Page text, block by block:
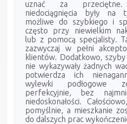
uznać za przeciętne.
niedociągnięcia były na
możliwe do szybkiego i
często przy niewielkim
lub z pomocą specjalisty.
zazwyczaj w pełni
klientów. Dodatkowo,
nie wykazywały żadnych
potwierdza ich
wylewki podłogowe
perfekcyjnie, bez
niedoskonałości.
pomyślnie, a mieszkanie
do dalszych prac